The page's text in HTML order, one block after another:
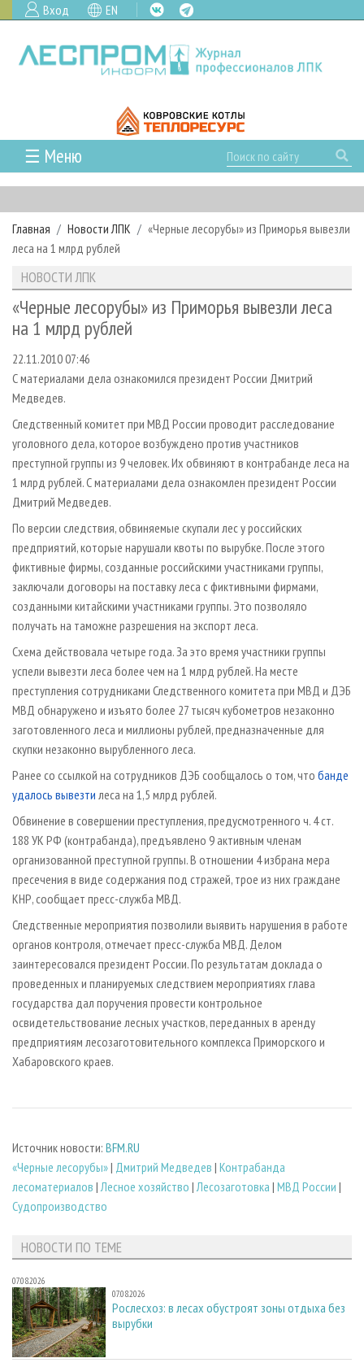
Вход EN
☰ Меню
ГЛАВНАЯ
РУБРИКИ И ТЕМЫ
РУБРИКИ ЖУРНАЛА
ЛЕСОЗАГОТОВКА
ЛЕСОПИЛЕНИЕ
СУШКА ДРЕВЕСИНЫ
ПРОИЗВОДСТВО ДРЕВЕСНЫХ ПЛИТ
ДЕРЕВЯННОЕ ДОМОСТРОЕНИЕ
ПРОИЗВОДСТВО МЕБЕЛИ
БИОЭНЕРГЕТИКА
ЦБП
ИНСТРУМЕНТ И МАТЕРИАЛЫ
НОВОСТИ
НОВОСТИ ЛПК
НОВОСТИ ЖУРНАЛА
ПРОЕКТЫ ЛПИ
АНАЛИТИКА
ПРЕДПРИЯТИЯ ЛПК
ПЕРСОНЫ
МОБИЛЬНЫЕ ВЫСТАВКИ
ОФИЦИАЛЬНЫЕ ДЕЛЕГАЦИИ
ПРИОРИТЕТНЫЕ ИНВЕСТПРОЕКТЫ
RUSSIAN FORESTRY REVIEW
ГАЗЕТА ЛЕСПРОМФОРУМ
БИБЛИОТЕКА СПЕЦИАЛИСТА
АРХИВ
АРХИВ ЖУРНАЛОВ
О ЖУРНАЛЕ
ПОДПИСКА
КОНТАКТЫ
РЕКЛАМОДАТЕЛЯМ
РЕКЛАМА
РЕКЛАМА НА САЙТЕ
Главная Новости ЛПК
«Черные лесорубы» из Приморья вывезли
леса на 1 млрд рублей
НОВОСТИ ЛПК
«Черные лесорубы» из Приморья вывезли леса
на 1 млрд рублей
22.11.2010 07:46
С материалами дела ознакомился президент России Дмитрий
Медведев.
Следственный комитет при МВД России проводит расследование
уголовного дела, которое возбуждено против участников
преступной группы из 9 человек. Их обвиняют в контрабанде леса на
1 млрд рублей. С материалами дела ознакомлен президент России
Дмитрий Медведев.
По версии следствия, обвиняемые скупали лес у российских
предприятий, которые нарушали квоты по вырубке. После этого
фиктивные фирмы, созданные российскими участниками группы,
заключали договоры на поставку леса с фиктивными фирмами,
созданными китайскими участниками группы. Это позволяло
получать на таможне разрешения на экспорт леса.
Схема действовала четыре года. За это время участники группы
успели вывезти леса более чем на 1 млрд рублей. На месте
преступления сотрудниками Следственного комитета при МВД и ДЭБ
МВД обнаружено и изъято более 27 тысяч кубометров незаконно
заготовленного леса и миллионы рублей, предназначенные для
скупки незаконно вырубленного леса.
Ранее со ссылкой на сотрудников ДЭБ сообщалось о том, что банде
удалось вывезти леса на 1,5 млрд рублей.
Обвинение в совершении преступления, предусмотренного ч. 4 ст.
188 УК РФ (контрабанда), предъявлено 9 активным членам
организованной преступной группы. В отношении 4 избрана мера
пресечения в виде содержания под стражей, трое из них граждане
КНР, сообщает пресс-служба МВД.
Следственные мероприятия позволили выявить нарушения в работе
органов контроля, отмечает пресс-служба МВД. Делом
заинтересовался президент России. По результатам доклада о
проведенных и планируемых следствием мероприятиях глава
государства дал поручения провести контрольное
освидетельствование лесных участков, переданных в аренду
предприятиям лесозаготовительного комплекса Приморского и
Хабаровского краев.
Источник новости: BFM.RU
«Черные лесорубы»| Дмитрий Медведев | Контрабанда
лесоматериалов |Лесное хозяйство |Лесозаготовка | МВД России |
Судопроизводство
НОВОСТИ ПО ТЕМЕ
07.08.2026
07.08.2026
Рослесхоз: в лесах обустроят зоны отдыха без
вырубки